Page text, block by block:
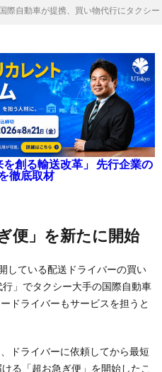
際自動車が提携、買い物代行にタクシ
創る輸送改革」 先行企業の
徹底取材
便」を新たに開始
している配送ドライバーの買い
」でタクシー大手の国際自動車
ドライバーもサービスを担うと
ドライバーに依頼してから最短
る「超お急ぎ便」を開始したこ